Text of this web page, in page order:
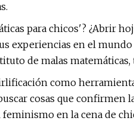
para chicos'? ¿Abrir
experiencias en el
de malas matemáticas,
como
cosas que confirmen
en la cena de